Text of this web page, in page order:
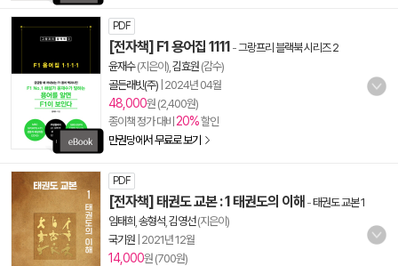
PDF
[전자책] F1 용어집 1111 -그랑프리 블랙북 시리즈 2
윤재수(지은이), 김효원 (감수)
골든래빗(주) 2024년 04월
48,000원 (2,400원)
종이책 정가 대비 20%할인
만권당에서 무료로 보기
PDF
[전자책] 태권도 교본 : 1 태권도의 이해 -태권도 교본 1
임태희 송형석 김영선(지은이)
국기원 2021년 12월
14,000원 (700원)